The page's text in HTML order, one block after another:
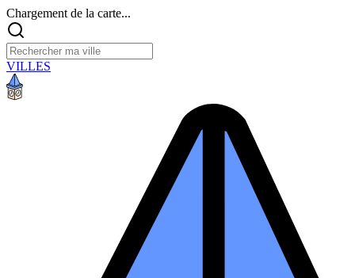
Chargement de la carte...
VILLES